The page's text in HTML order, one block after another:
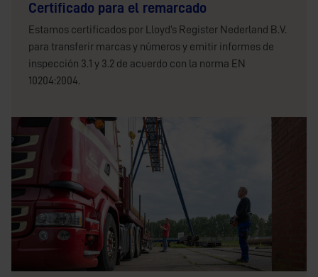
Certificado para el remarcado
Estamos certificados por Lloyd’s Register Nederland B.V.
para transferir marcas y números y emitir informes de
inspección 3.1 y 3.2 de acuerdo con la norma EN
10204:2004.